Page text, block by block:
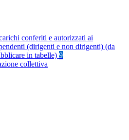
conferiti e autorizzati ai
(dirigenti e non dirigenti) (da
in tabelle) 9
collettiva